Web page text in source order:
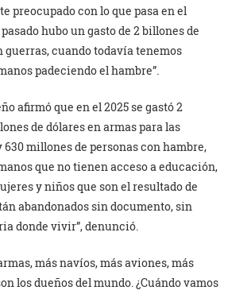
preocupado con lo que pasa en el
hubo un gasto de 2 billones de
guerras, cuando todavía tenemos
padeciendo el hambre”.
afirmó que en el 2025 se gastó 2
de dólares en armas para las
630 millones de personas con hambre,
que no tienen acceso a educación,
y niños que son el resultado de
abandonados sin documento, sin
donde vivir”, denunció.
más navíos, más aviones, más
los dueños del mundo. ¿Cuándo vamos